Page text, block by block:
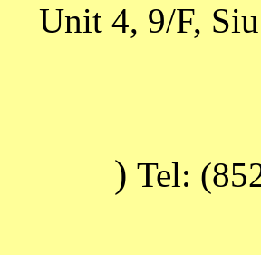
Unit 4, 9/F,
) Tel: